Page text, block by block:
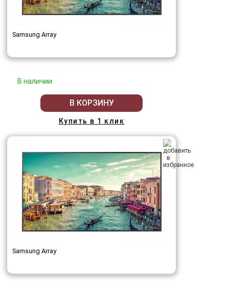
Samsung Array
В наличии
В КОРЗИНУ
Купить в 1 клик
Samsung Array